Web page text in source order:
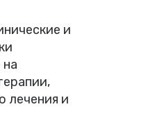
и
лечения и